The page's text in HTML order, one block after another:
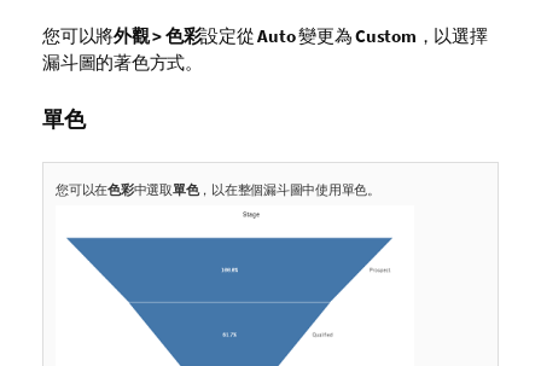
您可以將外觀 > 色彩設定從Auto變更為Custom ，以選擇
漏斗圖的著色方式。
單色
您可以在色彩中選取單色，以在整個漏斗圖中使用單色。